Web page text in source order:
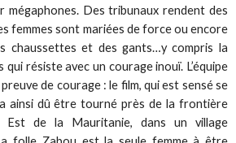
mégaphones. Des tribunaux rendent des
femmes sont mariées de force ou encore
chaussettes et des gants…y compris la
qui résiste avec un courage inouï. L’équipe
de courage : le film, qui est sensé se
ainsi dû être tourné près de la frontière
Est de la Mauritanie, dans un village